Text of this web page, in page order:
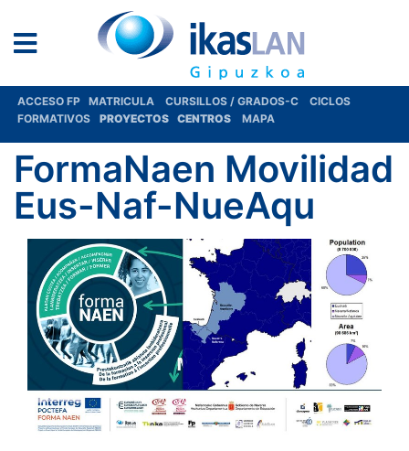
ACCESO FP MATRICULA CURSILLOS / GRADOS-C
CICLOS
FORMATIVOS
PROYECTOS CENTROS MAPA
FormaNaen Movilidad
Eus-Naf-NueAqu